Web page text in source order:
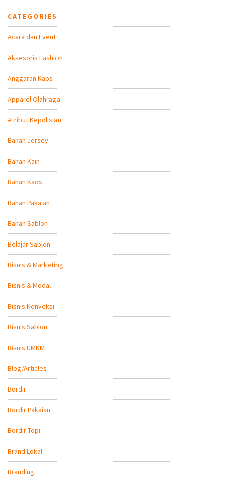
CATEGORIES
Acara dan Event
Aksesoris Fashion
Anggaran Kaos
Apparel Olahraga
Atribut Kepolisian
Bahan Jersey
Bahan Kain
Bahan Kaos
Bahan Pakaian
Bahan Sablon
Belajar Sablon
Bisnis & Marketing
Bisnis & Modal
Bisnis Konveksi
Bisnis Sablon
Bisnis UMKM
Blog/Articles
Bordir
Bordir Pakaian
Bordir Topi
Brand Lokal
Branding